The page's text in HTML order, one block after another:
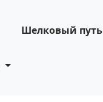
Шелковый путь